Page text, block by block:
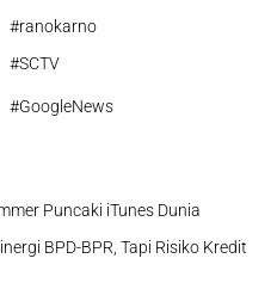
#ranokarno
#SCTV
#GoogleNews
Puncaki iTunes Dunia
BPD-BPR, Tapi Risiko Kredit